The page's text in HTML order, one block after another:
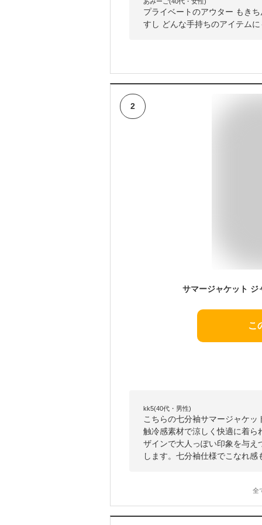
プライベートのアウター もき
すし どんな手持ちのアイテム
2
こ
kk5(40代・男性)
こちらの七分袖サマージャケ
触冷感素材で涼しく快適に着
ザインで大人っぽい印象を与
します。七分袖仕様でこなれ
全